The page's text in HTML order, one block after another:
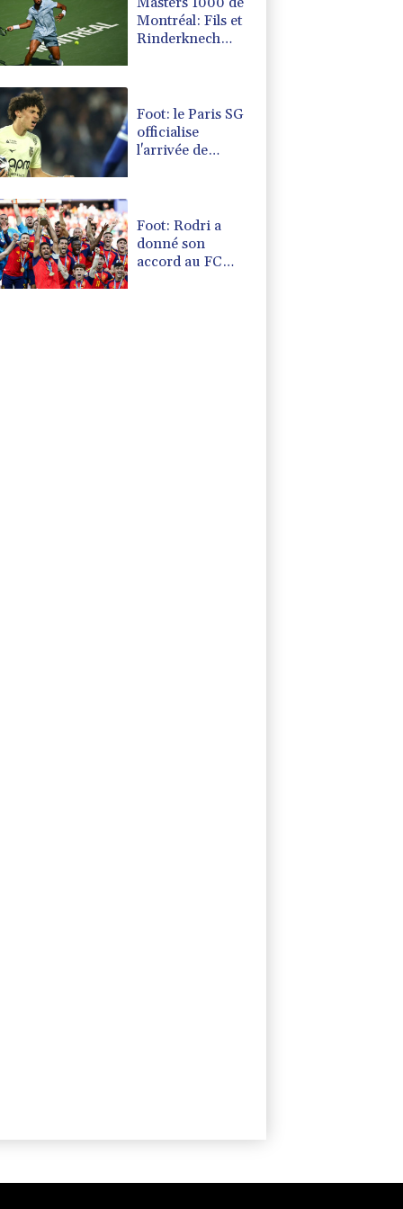
Montréal: Fils et
Rinderknech
Foot: le Paris SG
officialise
l'arrivée de
Monaco
Foot: Rodri a
donné son
accord au FC